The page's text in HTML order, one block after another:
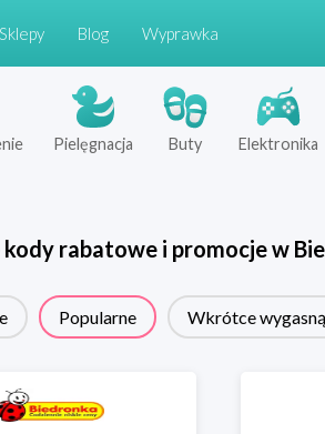
Sklepy Blog Wyprawka
Pielęgnacja Buty Elektronika
kody rabatowe i promocje w
Popularne Wkrótce wygasną